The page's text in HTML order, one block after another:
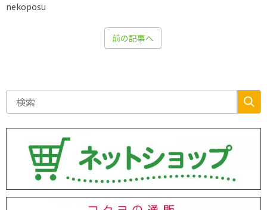
nekoposu
前の記事へ